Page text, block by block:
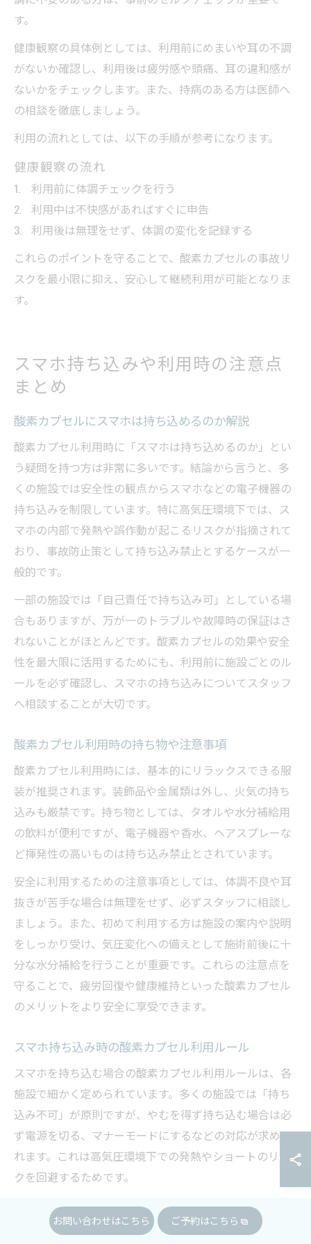
す。
健康観察の具体例としては、利用前にめまいや耳の不調
がないか確認し、利用後は疲労感や頭痛、耳の違和感が
ないかをチェックします。また、持病のある方は医師へ
の相談を徹底しましょう。
利用の流れとしては、以下の手順が参考になります。
健康観察の流れ
利用前に体調チェックを行う
利用中は不快感があればすぐに申告
利用後は無理をせず、体調の変化を記録する
これらのポイントを守ることで、酸素カプセルの事故リ
スクを最小限に抑え、安心して継続利用が可能となりま
す。
スマホ持ち込みや利用時の注意点
まとめ
酸素カプセルにスマホは持ち込めるのか解説
酸素カプセル利用時に「スマホは持ち込めるのか」とい
う疑問を持つ方は非常に多いです。結論から言うと、多
くの施設では安全性の観点からスマホなどの電子機器の
持ち込みを制限しています。特に高気圧環境下では、ス
マホの内部で発熱や誤作動が起こるリスクが指摘されて
おり、事故防止策として持ち込み禁止とするケースが一
般的です。
一部の施設では「自己責任で持ち込み可」としている場
合もありますが、万が一のトラブルや故障時の保証はさ
れないことがほとんどです。酸素カプセルの効果や安全
性を最大限に活用するためにも、利用前に施設ごとのル
ールを必ず確認し、スマホの持ち込みについてスタッフ
へ相談することが大切です。
酸素カプセル利用時の持ち物や注意事項
酸素カプセル利用時には、基本的にリラックスできる服
装が推奨されます。装飾品や金属類は外し、火気の持ち
込みも厳禁です。持ち物としては、タオルや水分補給用
の飲料が便利ですが、電子機器や香水、ヘアスプレーな
ど揮発性の高いものは持ち込み禁止とされています。
安全に利用するための注意事項としては、体調不良や耳
抜きが苦手な場合は無理をせず、必ずスタッフに相談し
ましょう。また、初めて利用する方は施設の案内や説明
をしっかり受け、気圧変化への備えとして施術前後に十
分な水分補給を行うことが重要です。これらの注意点を
守ることで、疲労回復や健康維持といった酸素カプセル
のメリットをより安全に享受できます。
スマホ持ち込み時の酸素カプセル利用ルール
スマホを持ち込む場合の酸素カプセル利用ルールは、各
施設で細かく定められています。多くの施設では「持ち
込み不可」が原則ですが、やむを得ず持ち込む場合は必
ず電源を切る、マナーモードにするなどの対応が求めら
れます。これは高気圧環境下での発熱やショートのリス
クを回避するためです。
また、持ち込み可の施設でも、故障やトラブルに関して
は利用者の自己責任となる点に注意が必要です。大切な
お問い合わせはこちら ご予約はこちら